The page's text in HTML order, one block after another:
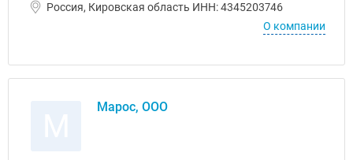
Россия, Кировская область ИНН: 4345203746
О компании
Марос, ООО